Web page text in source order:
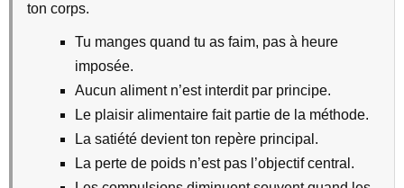
ton corps.
Tu manges quand tu as faim, pas à heure
imposée.
Aucun aliment n’est interdit par principe.
Le plaisir alimentaire fait partie de la méthode.
La satiété devient ton repère principal.
La perte de poids n’est pas l’objectif central.